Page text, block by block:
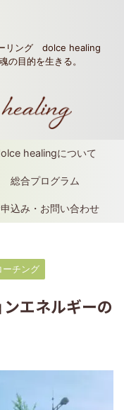
リング dolce healing
目的を生きる。
healingについて
総合プログラム
込み・お問い合わせ
ーチング
エネルギーの